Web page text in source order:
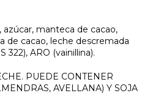
manteca de cacao,
de cacao, leche descremada
322), ARO (vainillina).
PUEDE CONTENER
AVELLANA) Y SOJA